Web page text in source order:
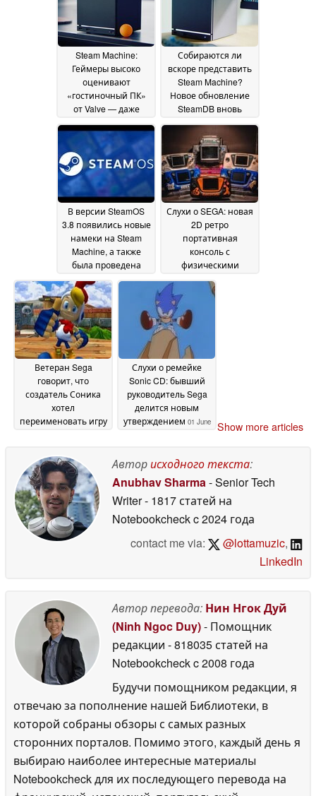
Steam Machine:
Геймеры высоко
оценивают
«гостиночный ПК»
от Valve — даже
несмотря на то, что
не хотят его
покупать18 June 2026
Собираются ли
вскоре представить
Steam Machine?
Новое обновление
SteamDB вновь
разжигает
спекуляции
2026
В версии SteamOS
3.8 появились новые
намеки на Steam
Machine, а также
была проведена
подготовка
операционной
системы Valve к
поддержке большего
числа портативных
устройств18 June 2026
Слухи о SEGA: новая
2D ретро
портативная
консоль с
физическими
картриджами
2026
Ветеран Sega
говорит, что
создатель Соника
хотел
переименовать игру
Cock"05 June 2026
Слухи о ремейке
Sonic CD: бывший
руководитель Sega
делится новым
утверждением 01 June
Show more articles
Авторисходного текста:
Anubhav Sharma- Senior Tech
Writer- 1817 статей на
Notebookcheckc 2024 года
contact me via:
@lottamuzic,
LinkedIn
Автор перевода: Нин Нгок Дуй
(Ninh Ngoc Duy)- Помощник
редакции - 818035 статей на
Notebookcheckc 2008 года
Будучи помощником редакции, я
отвечаю за пополнение нашей Библиотеки, в
которой собраны обзоры с самых разных
сторонних порталов. Помимо этого, каждый день я
выбираю наиболее интересные материалы
Notebookcheck для их последующего перевода на